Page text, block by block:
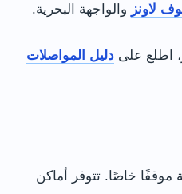
لاونز والواجهة البحرية.
اطلع على دليل المواصلات
موقفًا خاصًا. تتوفر أماكن